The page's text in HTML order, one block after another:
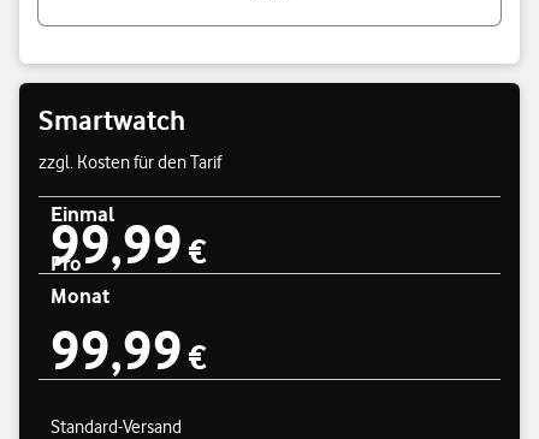
Smartwatch
zzgl. Kosten für den Tarif
Preisübersicht
Einmal
99,99 € einmal
99,99 €
Pro
Monat
99,99 € pro Monat
99,99 €
Standard-Versand